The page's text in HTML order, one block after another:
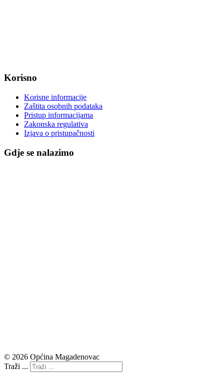
Korisno
Korisne informacije
Zaštita osobnih podataka
Pristup informacijama
Zakonska regulativa
Izjava o pristupačnosti
Gdje se nalazimo
© 2026 Općina Magadenovac
Traži ...